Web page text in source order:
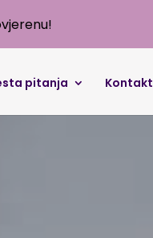
pitanja Kontakt